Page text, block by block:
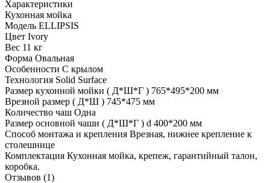
Характеристики
Кухонная мойка
Модель ELLIPSIS
Цвет Ivory
Вес 11 кг
Форма Овальная
Особенности С крылом
Технология Solid Surface
Размер кухонной мойки ( Д*Ш*Г ) 765*495*200 мм
Врезной размер ( Д*Ш ) 745*475 мм
Количество чаш Одна
Размер основной чаши ( Д*Ш*Г ) d 400*200 мм
Способ монтажа и крепления Врезная, нижнее крепление к
столешнице
Комплектация Кухонная мойка, крепеж, гарантийный талон,
коробка.
Отзывов (1)